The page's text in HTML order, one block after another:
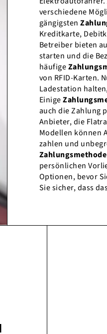
verschiedene
gängigsten
Kreditkarte,
Betreiber bieten
starten und die
häufige
von RFID-Karten.
Ladestation
Einige
auch die Zahlung
Anbieter, die
Modellen können
zahlen und
persönlichen
Optionen, bevor
Sie sicher, dass